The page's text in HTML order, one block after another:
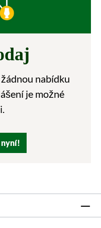
nabídku
je možné
nyní!